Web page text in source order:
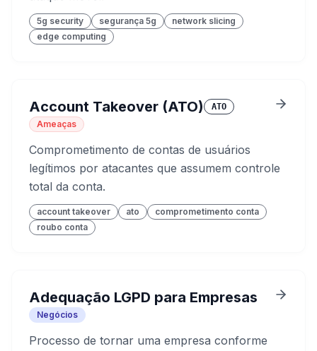
5g security segurança 5g
network slicing
edge computing
Account Takeover (ATO) ATO
Ameaças
Comprometimento de contas de usuários
legítimos por atacantes que assumem controle
total da conta.
account takeover ato
comprometimento conta
roubo conta
Adequação LGPD para Empresas
Negócios
Processo de tornar uma empresa conforme